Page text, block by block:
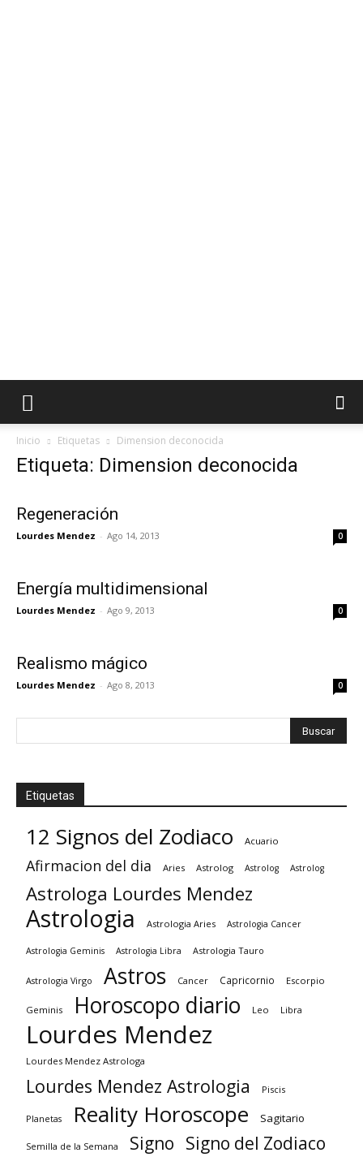
Inicio Etiquetas Dimension deconocida
Etiqueta: Dimension deconocida
Regeneración
Lourdes Mendez - Ago 14, 2013 0
Energía multidimensional
Lourdes Mendez - Ago 9, 2013 0
Realismo mágico
Lourdes Mendez - Ago 8, 2013 0
Etiquetas
12 Signos del Zodiaco Acuario
Afirmacion del dia Aries Astrolog Astrolog Astrolog
Astrologa Lourdes Mendez
Astrologia Astrologia Aries Astrologia Cancer
Astrologia Geminis Astrologia Libra Astrologia Tauro
Astrologia Virgo Astros Cancer Capricornio Escorpio
Geminis Horoscopo diario Leo Libra
Lourdes Mendez
Lourdes Mendez Astrologa
Lourdes Mendez Astrologia Piscis
Planetas Reality Horoscope Sagitario
Semilla de la Semana Signo Signo del Zodiaco